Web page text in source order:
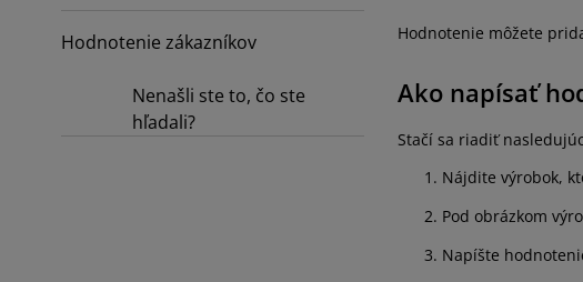
Hodnotenie zákazníkov
Nenašli ste to, čo ste
hľadali?
Hodnotenie môžete
Ako napísať
Stačí sa riadiť
Nájdite výrobok,
Pod obrázkom
Napíšte